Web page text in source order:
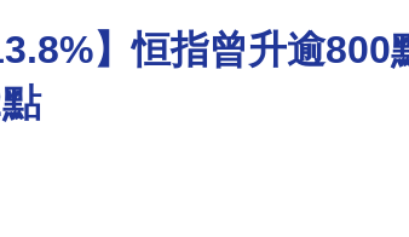
】恒指曾升逾